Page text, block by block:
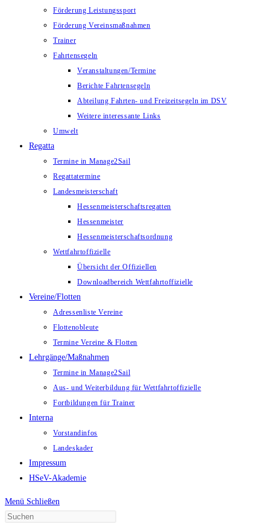
Förderung Leistungssport
Förderung Vereinsmaßnahmen
Trainer
Fahrtensegeln
Veranstaltungen/Termine
Berichte Fahrtensegeln
Abteilung Fahrten- und Freizeitsegeln im DSV
Weitere interessante Links
Umwelt
Regatta
Termine in Manage2Sail
Regattatermine
Landesmeisterschaft
Hessenmeisterschaftsregatten
Hessenmeister
Hessenmeisterschaftsordnung
Wettfahrtoffizielle
Übersicht der Offiziellen
Downloadbereich Wettfahrtoffizielle
Vereine/Flotten
Adressenliste Vereine
Flottenobleute
Termine Vereine & Flotten
Lehrgänge/Maßnahmen
Termine in Manage2Sail
Aus- und Weiterbildung für Wettfahrtoffizielle
Fortbildungen für Trainer
Interna
Vorstandinfos
Landeskader
Impressum
HSeV-Akademie
Menü Schließen